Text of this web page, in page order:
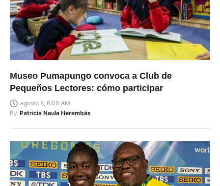
Museo Pumapungo convoca a Club de
Pequeños Lectores: cómo participar
agosto 8, 6:00 AM
By Patricia Naula Herembás